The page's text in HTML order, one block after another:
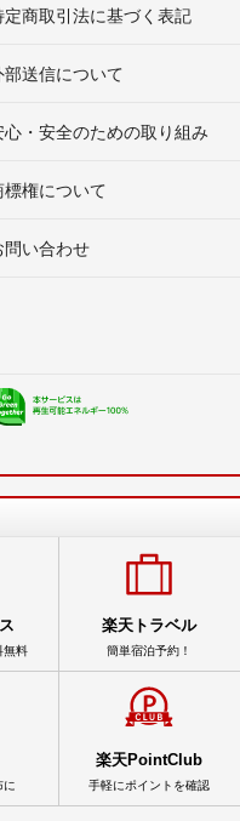
定商取引法に基づく表記
部送信について
心・安全のための取り組み
標権について
問い合わせ
無料
楽天トラベル
簡単宿泊予約！
に
楽天PointClub
手軽にポイントを確認